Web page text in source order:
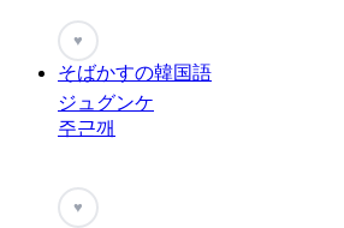
♥
そばかすの韓国語
ジュグンケ
주근깨
♥